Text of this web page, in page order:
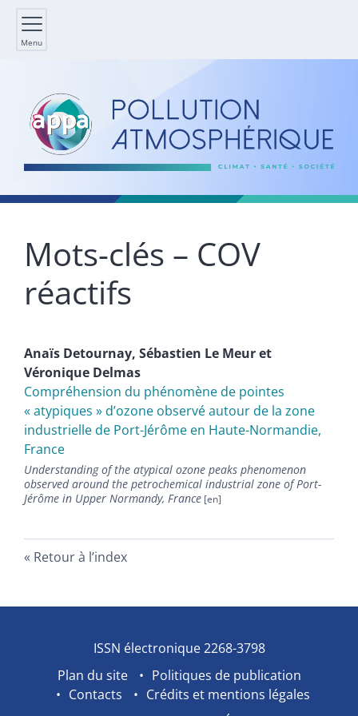
Menu
Mots-clés – COV
réactifs
Anaïs Detournay, Sébastien Le Meuret
Véronique Delmas
Compréhension du phénomène de pointes
« atypiques » dʼozone observé autour de la zone
industrielle de Port-Jérôme en Haute-Normandie,
France
Understanding of the atypical ozone peaks phenomenon
observed around the petrochemical industrial zone of Port-
Jérôme in Upper Normandy, France
Retour à l’index
ISSN électronique 2268-3798
Plan du site
Politiques de publication
Contacts
Crédits et mentions légales